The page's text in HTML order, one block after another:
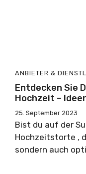
ANBIETER &
Entdecken Sie
Hochzeit –
25. September 2023
Bist du auf der
Hochzeitstorte ,
sondern auch